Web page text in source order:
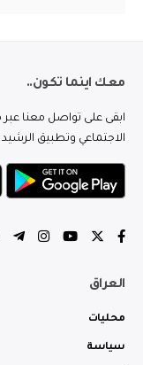
معك اينما تكون..
ابقى على تواصل معنا عبر
الاجتماعي وتطبيق الرشيد
العراق
محليات
سياسة